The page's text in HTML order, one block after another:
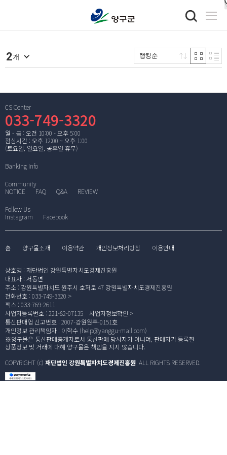
2개 랭킹순
CS Center
033-749-3320
월 - 금 : 오전 10:00 - 오후 5:00
점심시간 : 오후 12:00 ~ 오후 1:00
(토요일, 일요일, 공휴일 휴무)
Banking Info
Community
NOTICE
FAQ Q&A REVIEW
Follow Us
Instagram
Facebook
홈 양구몰소개 이용약관 개인정보처리방침 이용안내
상호명 : 재단법인 강원특별자치도경제진흥원
대표자 : 서동면
주소 : 강원특별자치도 원주시 호저로 47 강원특별자치도경제진흥원
전화번호 : 033-749-3320
팩스 : 033-769-2611
사업자등록번호 : 221-82-07135
사업자정보확인
통신판매업 신고번호 : 2007-강원원주-0151호
개인정보 관리책임자 : 이학수 (help@yanggu-mall.com)
※양구몰은 통신판매중개자로서 통신판매 당사자가 아니며, 판매자가 등록한
상품정보 및 거래에 대해 양구몰은 책임을 지지 않습니다.
COPYRIGHT (c) 재단법인 강원특별자치도경제진흥원 ALL RIGHTS RESERVED.